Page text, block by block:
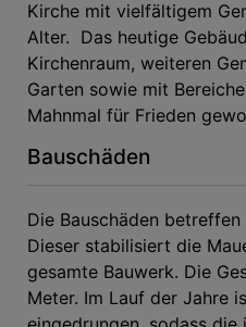
Kirche mit vielfältigem
Alter. Das heutige
Kirchenraum, weiteren
Garten sowie mit
Mahnmal für Frieden
Bauschäden
Die Bauschäden
Dieser stabilisiert die
gesamte Bauwerk. Die
Meter. Im Lauf der Jahre